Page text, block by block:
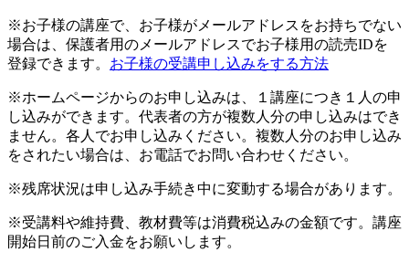
※お子様の講座で、お子様がメールアドレスをお持ちでない
場合は、保護者用のメールアドレスでお子様用の読売IDを
登録できます。 お子様の受講申し込みをする方法
※ホームページからのお申し込みは、１講座につき１人の申
し込みができます。代表者の方が複数人分の申し込みはでき
ません。各人でお申し込みください。複数人分のお申し込み
をされたい場合は、お電話でお問い合わせください。
※残席状況は申し込み手続き中に変動する場合があります。
※受講料や維持費、教材費等は消費税込みの金額です。講座
開始日前のご入金をお願いします。